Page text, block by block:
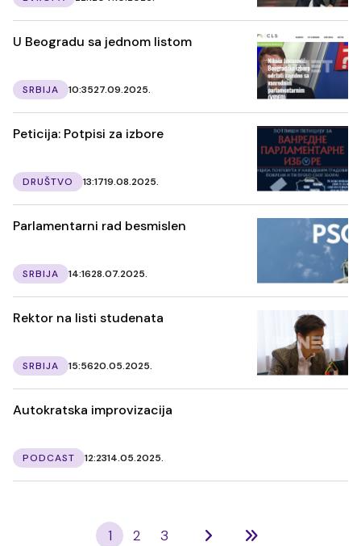
U Beogradu sa jednom listom
SRBIJA 10:3527.09.2025.
Peticija: Potpisi za izbore
DRUŠTVO 13:1719.08.2025.
Parlamentarni rad besmislen
SRBIJA 14:1628.07.2025.
Rektor na listi studenata
SRBIJA 15:5620.05.2025.
Autokratska improvizacija
PODCAST 12:2314.05.2025.
1 2 3